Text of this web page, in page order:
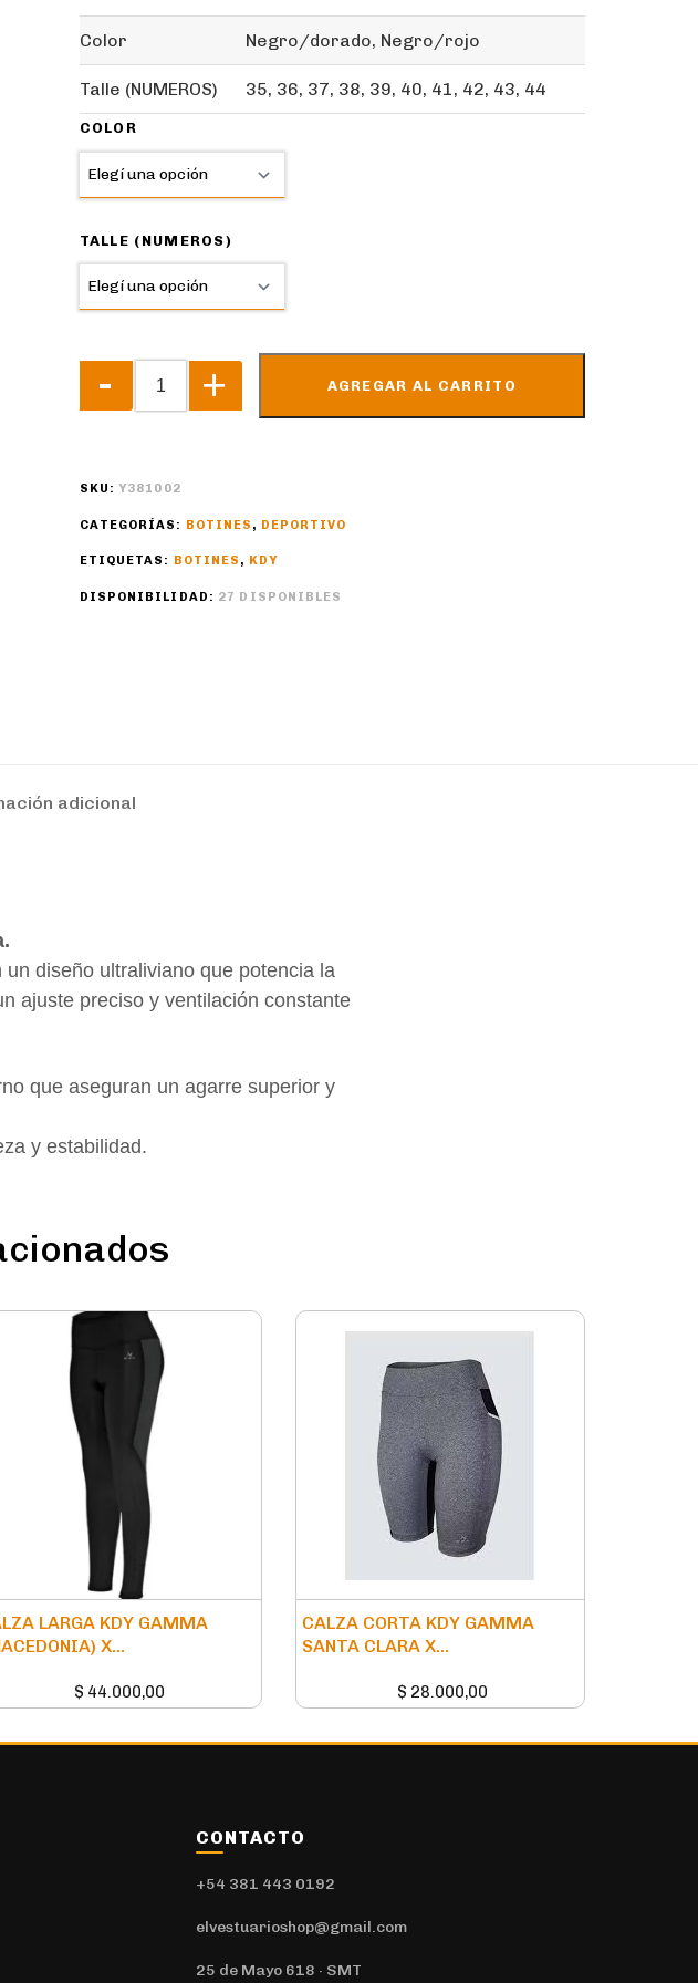
Color Negro/dorado, Negro/rojo
Talle (NUMEROS) 35, 36, 37, 38, 39, 40, 41, 42, 43, 44
COLOR
TALLE (NUMEROS)
AGREGAR AL CARRITO
SKU: Y381002
CATEGORÍAS: BOTINES , DEPORTIVO
ETIQUETAS: BOTINES , KDY
DISPONIBILIDAD: 27 DISPONIBLES
adicional
un diseño ultraliviano que potencia la
ajuste preciso y ventilación constante
que aseguran un agarre superior y
y estabilidad.
LARGA KDY GAMMA
X...
$ 44.000,00
CALZA CORTA KDY GAMMA
SANTA CLARA X...
$ 28.000,00
CONTACTO
+54 381 443 0192
elvestuarioshop@gmail.com
25 de Mayo 618 · SMT